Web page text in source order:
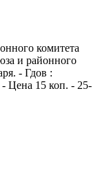
комитета
и районного
- Гдов :
- Цена 15 коп. - 25-